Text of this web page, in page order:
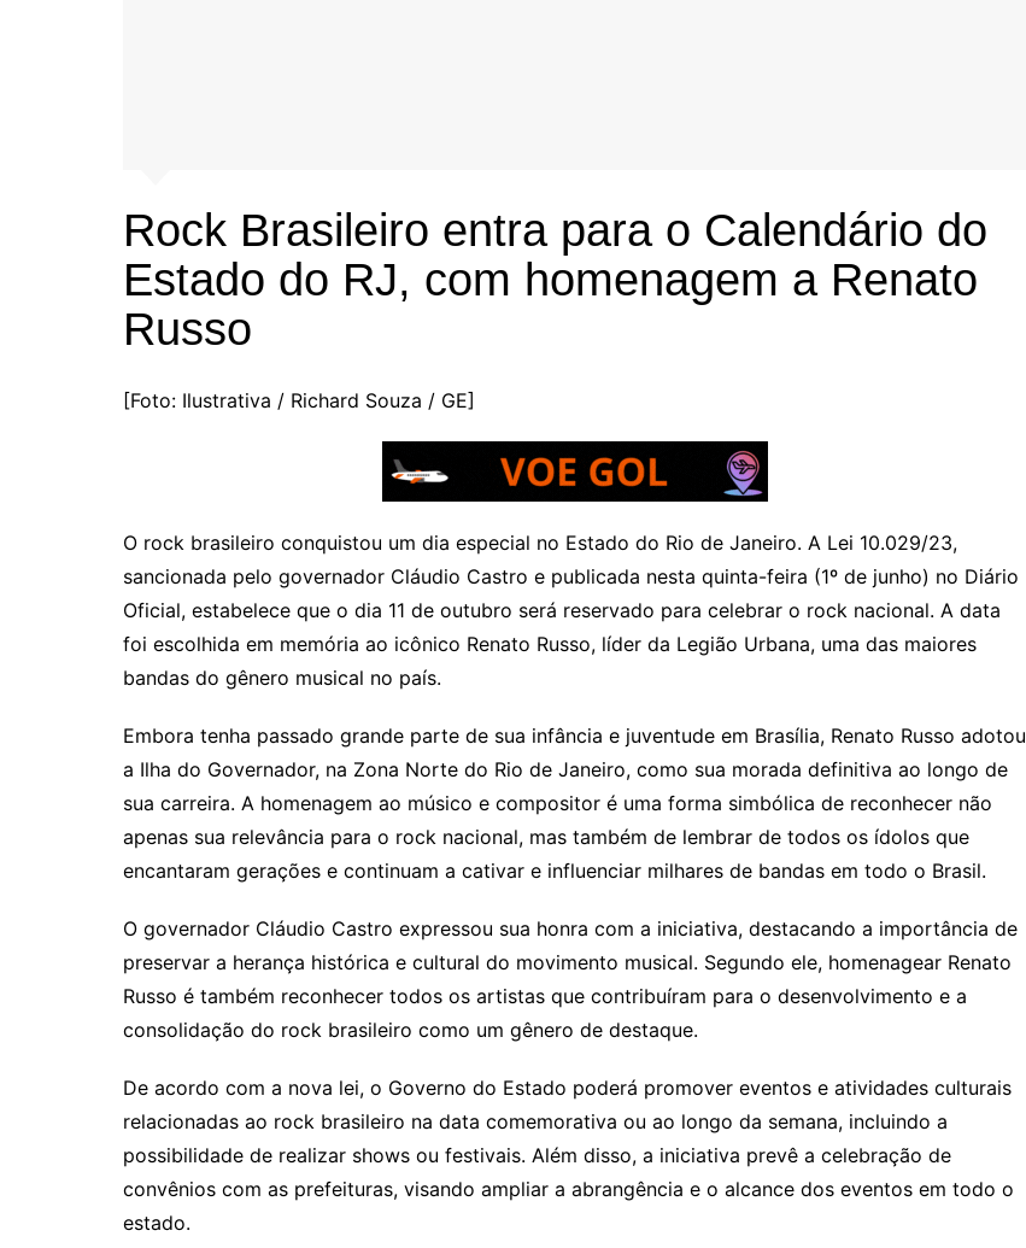
Rock Brasileiro entra para o Calendário do
Estado do RJ, com homenagem a Renato
Russo
[Foto: Ilustrativa / Richard Souza / GE]
O rock brasileiro conquistou um dia especial no Estado do Rio de Janeiro. A Lei 10.029/23,
sancionada pelo governador Cláudio Castro e publicada nesta quinta-feira (1º de junho) no Diário
Oficial, estabelece que o dia 11 de outubro será reservado para celebrar o rock nacional. A data
foi escolhida em memória ao icônico Renato Russo, líder da Legião Urbana, uma das maiores
bandas do gênero musical no país.
Embora tenha passado grande parte de sua infância e juventude em Brasília, Renato Russo adotou
a Ilha do Governador, na Zona Norte do Rio de Janeiro, como sua morada definitiva ao longo de
sua carreira. A homenagem ao músico e compositor é uma forma simbólica de reconhecer não
apenas sua relevância para o rock nacional, mas também de lembrar de todos os ídolos que
encantaram gerações e continuam a cativar e influenciar milhares de bandas em todo o Brasil.
O governador Cláudio Castro expressou sua honra com a iniciativa, destacando a importância de
preservar a herança histórica e cultural do movimento musical. Segundo ele, homenagear Renato
Russo é também reconhecer todos os artistas que contribuíram para o desenvolvimento e a
consolidação do rock brasileiro como um gênero de destaque.
De acordo com a nova lei, o Governo do Estado poderá promover eventos e atividades culturais
relacionadas ao rock brasileiro na data comemorativa ou ao longo da semana, incluindo a
possibilidade de realizar shows ou festivais. Além disso, a iniciativa prevê a celebração de
convênios com as prefeituras, visando ampliar a abrangência e o alcance dos eventos em todo o
estado.